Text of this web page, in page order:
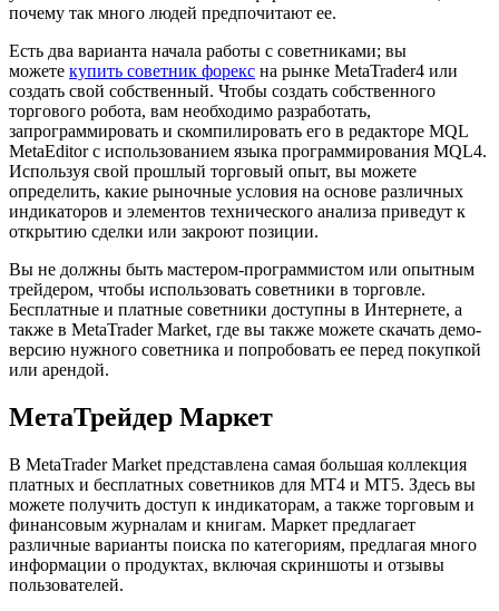
почему так много людей предпочитают ее.
Есть два варианта начала работы с советниками; вы
можете купить советник форекс на рынке MetaTrader4 или
создать свой собственный. Чтобы создать собственного
торгового робота, вам необходимо разработать,
запрограммировать и скомпилировать его в редакторе MQL
MetaEditor с использованием языка программирования MQL4.
Используя свой прошлый торговый опыт, вы можете
определить, какие рыночные условия на основе различных
индикаторов и элементов технического анализа приведут к
открытию сделки или закроют позиции.
Вы не должны быть мастером-программистом или опытным
трейдером, чтобы использовать советники в торговле.
Бесплатные и платные советники доступны в Интернете, а
также в MetaTrader Market, где вы также можете скачать демо-
версию нужного советника и попробовать ее перед покупкой
или арендой.
МетаТрейдер Маркет
В MetaTrader Market представлена ​​самая большая коллекция
платных и бесплатных советников для MT4 и MT5. Здесь вы
можете получить доступ к индикаторам, а также торговым и
финансовым журналам и книгам. Маркет предлагает
различные варианты поиска по категориям, предлагая много
информации о продуктах, включая скриншоты и отзывы
пользователей.